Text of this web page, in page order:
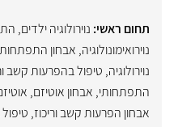
תחום ראשי: נוירולוגיה ילדים,
נוירואימונולוגיה, אבחון
נוירולוגיה, טיפול בהפרעות קשב
התפתחותי, אבחון אוטיזם,
אבחון הפרעות קשב וריכוז, טיפול